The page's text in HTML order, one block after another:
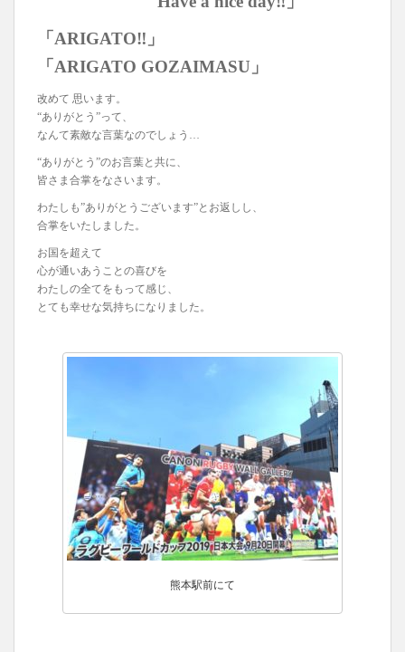
「ARIGATO‼︎」
「ARIGATO GOZAIMASU」
改めて 思います。
“ありがとう”って、
なんて素敵な言葉なのでしょう…
“ありがとう”のお言葉と共に、
皆さま合掌をなさいます。
わたしも”ありがとうございます”とお返しし、
合掌をいたしました。
お国を超えて
心が通いあうことの喜びを
わたしの全てをもって感じ、
とても幸せな気持ちになりました。
熊本駅前にて